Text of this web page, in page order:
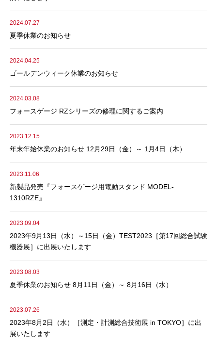
2024.07.27
夏季休業のお知らせ
2024.04.25
ゴールデンウィーク休業のお知らせ
2024.03.08
フォースゲージ RZシリーズの修理に関するご案内
2023.12.15
年末年始休業のお知らせ 12月29日（金）～ 1月4日（木）
2023.11.06
新製品発売『フォースゲージ用電動スタンド MODEL-
1310RZE』
2023.09.04
2023年9月13日（水）～15日（金）TEST2023［第17回総合試験
機器展］に出展いたします
2023.08.03
夏季休業のお知らせ 8月11日（金）～ 8月16日（水）
2023.07.26
2023年8月2日（水）［測定・計測総合技術展 in TOKYO］に出
展いたします